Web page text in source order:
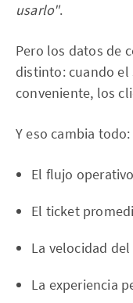
usarlo".
Pero los datos de
distinto: cuando el
conveniente, los
Y eso cambia todo:
El flujo
El ticket
La velocidad
La experiencia